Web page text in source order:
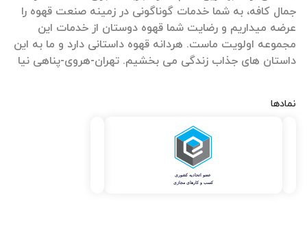
جمال کافه، به شما خدمات گوناگونی در زمینه صنعت قهوه را
عرضه میداریم و رضایت شما قهوه دوستان از خدمات این
مجموعه اولویت ماست. هردانه قهوه داستانی دارد و ما به این
داستان های جذاب زندگی می بخشیم. تهران-هروی-پناهی نیا
نمادها